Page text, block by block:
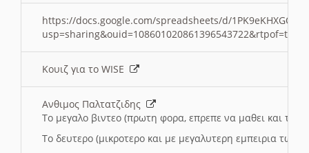
https://docs.google.com/spreadsheets/d/
Κουιζ για το WISE
Ανθιμος Παλτατζιδης
Το μεγαλο βιντεο (πρωτη φορα, επρεπε να μαθει και το
Το δευτερο (μικροτερο και με μεγαλυτερη εμπειρια